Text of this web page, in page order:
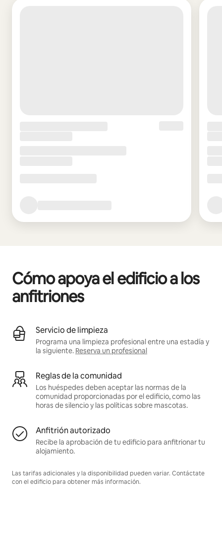
Cómo apoya el edificio a los
anfitriones
Servicio de limpieza
Programa una limpieza profesional entre una estadía y
la siguiente. Reserva un profesional
Reglas de la comunidad
Los huéspedes deben aceptar las normas de la
comunidad proporcionadas por el edificio, como las
horas de silencio y las políticas sobre mascotas.
Anfitrión autorizado
Recibe la aprobación de tu edificio para anfitrionar tu
alojamiento.
Las tarifas adicionales y la disponibilidad pueden variar. Contáctate
con el edificio para obtener más información.